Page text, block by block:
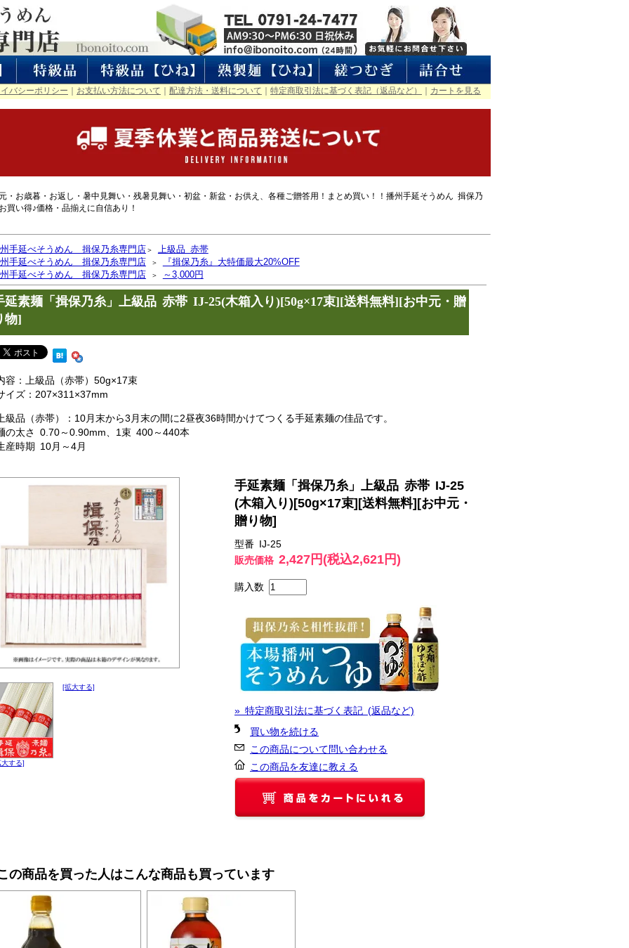
バシーポリシー お支払い方法について 配達方法・送料について 特定商取引法に基づく表記（返品など） カートを見る
・お歳暮・お返し・暑中見舞い・残暑見舞い・初盆・新盆・お供え、各種ご贈答用！まとめ買い！！播州手延そうめん 揖保乃
買い得♪価格・品揃えに自信あり！
手延べそうめん 揖保乃糸専門店＞
上級品 赤帯
手延べそうめん 揖保乃糸専門店
＞
『揖保乃糸』大特価最大20%OFF
手延べそうめん 揖保乃糸専門店
＞ ～3,000円
延素麺「揖保乃糸」上級品 赤帯 IJ-25(木箱入り)[50g×17束][送料無料][お中元・贈
物]
容：上級品（赤帯）50g×17束
イズ：207×311×37mm
級品（赤帯）：10月末から3月末の間に2昼夜36時間かけてつくる手延素麺の佳品です。
の太さ 0.70～0.90mm、1束 400～440本
産時期 10月～4月
[拡大する]
大する]
手延素麺「揖保乃糸」上級品 赤帯 IJ-25
(木箱入り)[50g×17束][送料無料][お中元・
贈り物]
型番 IJ-25
販売価格 2,427円(税込2,621円)
購入数
» 特定商取引法に基づく表記 (返品など)
買い物を続ける
この商品について問い合わせる
この商品を友達に教える
の商品を買った人はこんな商品も買っています